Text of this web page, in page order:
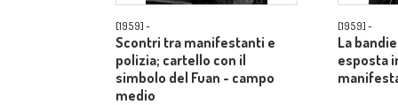
[1959] -
Scontri tra manifestanti e
polizia; cartello con il
simbolo del Fuan - campo
medio
[1959] -
La
esposta